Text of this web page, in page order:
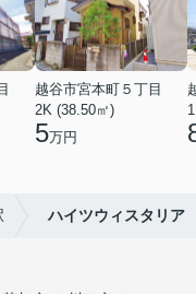
越谷市宮本町５丁目
2K (38.50㎡)
5万円
ハイツウィスタリア